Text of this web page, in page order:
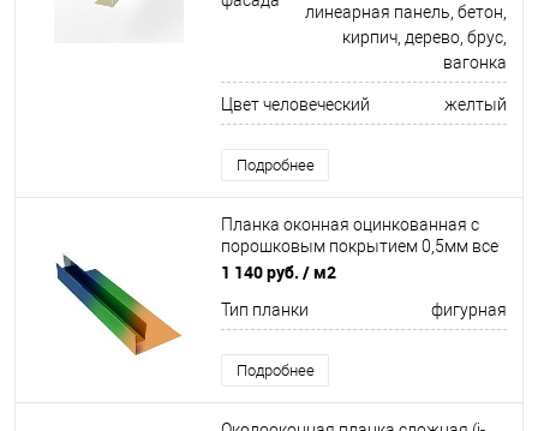
линеарная панель, бетон,
кирпич, дерево, брус,
вагонка
Цвет человеческий желтый
Подробнее
Планка оконная оцинкованная с
порошковым покрытием 0,5мм все
цвета RAL
1 140 руб. / м2
Тип планки фигурная
Подробнее